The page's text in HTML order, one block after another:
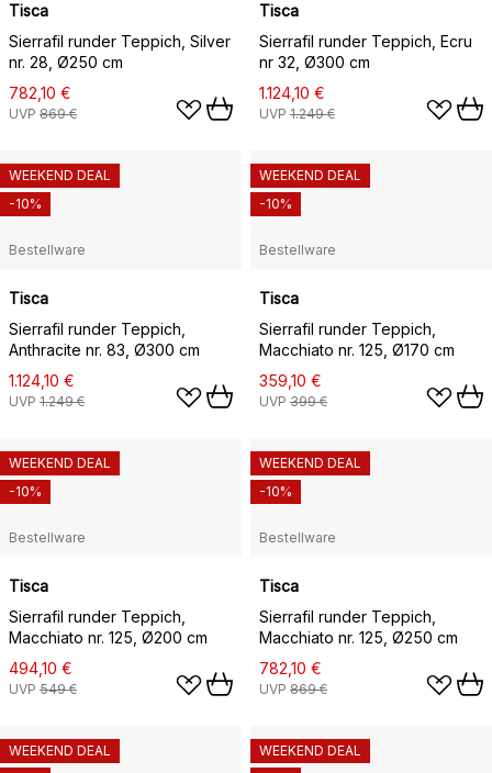
Tisca
Sierrafil runder Teppich, Silver
nr. 28, Ø250 cm
782,10 €
UVP 869 €
Tisca
Sierrafil runder Teppich, Ecru
nr 32, Ø300 cm
1.124,10 €
UVP 1.249 €
Bestellware
Tisca
Sierrafil runder Teppich,
Anthracite nr. 83, Ø300 cm
1.124,10 €
UVP 1.249 €
WEEKEND DEAL
-10%
Bestellware
Tisca
Sierrafil runder Teppich,
Macchiato nr. 125, Ø170 cm
359,10 €
UVP 399 €
WEEKEND DEAL
-10%
Bestellware
Tisca
Sierrafil runder Teppich,
Macchiato nr. 125, Ø200 cm
494,10 €
UVP 549 €
WEEKEND DEAL
-10%
Bestellware
Tisca
Sierrafil runder Teppich,
Macchiato nr. 125, Ø250 cm
782,10 €
UVP 869 €
WEEKEND DEAL
-10%
WEEKEND DEAL
WEEKEND DEAL